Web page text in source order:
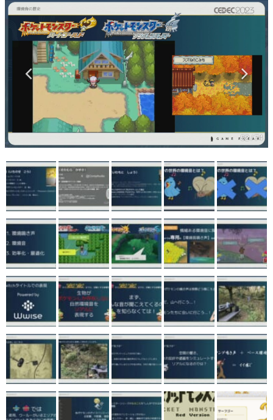
具体的な形から解き明かしていく、硬派で骨太な評論連載
です。
ゲームが変えた日本語
「経験値」「裏技」「ラスボス」… ゲームにまつわる言葉
の起源や用法の変遷を、コンピューター文化史研究家・タ
イニーP氏が徹底調査。
カテゴリ
特集記事
マンガ
女性向け
アプリレビュー
その他
電ファミニコゲーマーとは？
運営：株式会社マレ
52 / 74